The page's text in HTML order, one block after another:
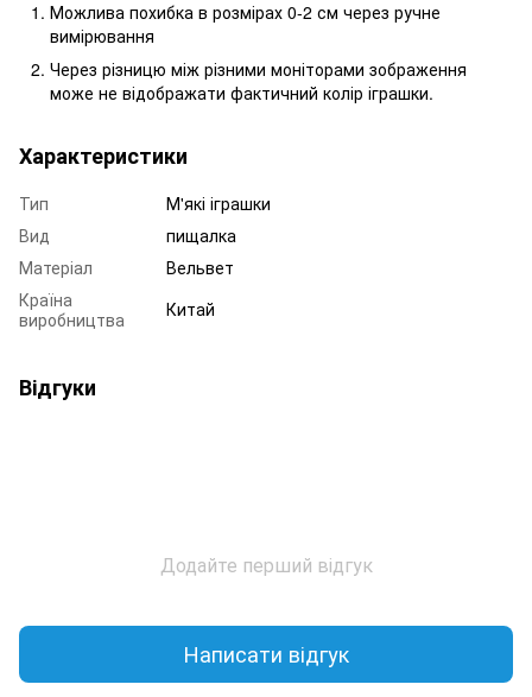
Можлива похибка в розмірах 0-2 см через ручне
вимірювання
Через різницю між різними моніторами зображення
може не відображати фактичний колір іграшки.
Характеристики
Тип
М'які іграшки
Вид
пищалка
Матеріал
Вельвет
Країна
виробництва
Китай
Відгуки
Додайте перший відгук
Написати відгук